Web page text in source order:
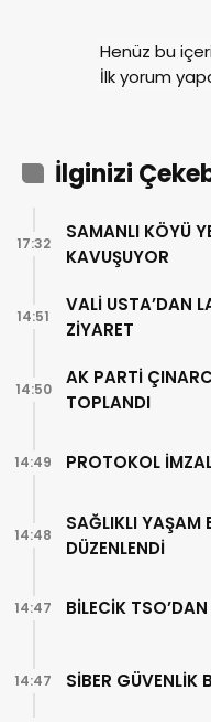
Henüz bu
İlk yorum
İlginizi
SAMANLI KÖYÜ
KAVUŞUYOR
17:32
VALİ USTA’DAN
ZİYARET
14:51
AK PARTİ
TOPLANDI
14:50
PROTOKOL
14:49
SAĞLIKLI YAŞAM
DÜZENLENDİ
14:48
BİLECİK
14:47
SİBER GÜVENLİK
14:47